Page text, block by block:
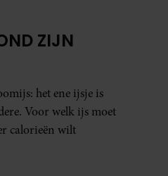
ZIJN
het ene ijsje is
Voor welk ijs moet
calorieën wilt